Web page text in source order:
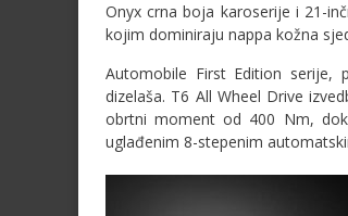
Onyx crna boja karoserije i 21-
kojim dominiraju nappa kožna
Automobile First Edition serije,
dizelaša. T6 All Wheel Drive
obrtni moment od 400 Nm,
uglađenim 8-stepenim